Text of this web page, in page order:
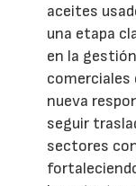
aceites
una etapa
en la
nueva
seguir
sectores